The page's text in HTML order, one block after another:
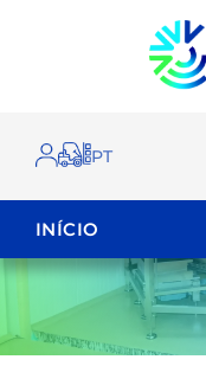
EMPILHADOR
INÍCIO